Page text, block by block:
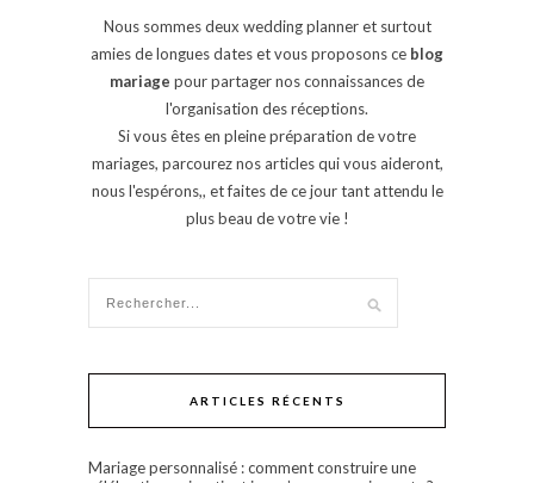
Nous sommes deux wedding planner et surtout
amies de longues dates et vous proposons ce blog
mariage pour partager nos connaissances de
l'organisation des réceptions.
Si vous êtes en pleine préparation de votre
mariages, parcourez nos articles qui vous aideront,
nous l'espérons,, et faites de ce jour tant attendu le
plus beau de votre vie !
ARTICLES RÉCENTS
Mariage personnalisé : comment construire une